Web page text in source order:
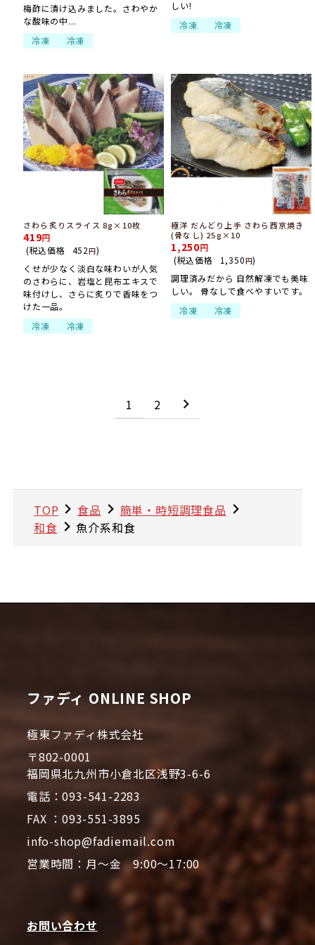
梅酢に漬け込みました。さわやか
な酸味の中...
冷凍
冷凍
しい!
冷凍
冷凍
さわら炙りスライス 8g×10枚
419
(税込価格 452円)
くせが少なく淡白な味わいが人気
のさわらに、岩塩と昆布エキスで
味付けし、さらに炙りで香味をつ
けた一品。
冷凍
冷凍
極洋 だんどり上手 さわら西京焼き
(骨なし) 25g×10
1,250
(税込価格 1,350円)
調理済みだから 自然解凍でも美味
しい。 骨なしで食べやすいです。
冷凍
冷凍
1 2
TOP 食品
簡単・時短調理食品
和食
魚介系和食
ファディ ONLINE SHOP
極東ファディ株式会社
〒802-0001
福岡県北九州市小倉北区浅野3-6-6
電話：093-541-2283
FAX ：093-551-3895
info-shop@fadiemail.com
営業時間：月～金 9:00～17:00
お問い合わせ